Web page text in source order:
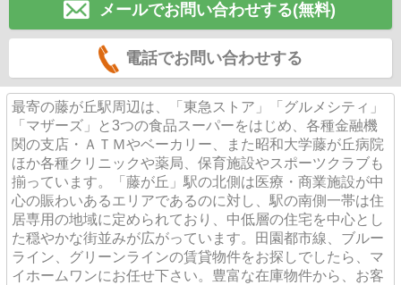
メールでお問い合わせする(無料)
電話でお問い合わせする
最寄の藤が丘駅周辺は、「東急ストア」「グルメシティ」
「マザーズ」と3つの食品スーパーをはじめ、各種金融機
関の支店・ＡＴＭやベーカリー、また昭和大学藤が丘病院
ほか各種クリニックや薬局、保育施設やスポーツクラブも
揃っています。「藤が丘」駅の北側は医療・商業施設が中
心の賑わいあるエリアであるのに対し、駅の南側一帯は住
居専用の地域に定められており、中低層の住宅を中心とし
た穏やかな街並みが広がっています。田園都市線、ブルー
ライン、グリーンラインの賃貸物件をお探しでしたら、マ
イホームワンにお任せ下さい。豊富な在庫物件から、お客